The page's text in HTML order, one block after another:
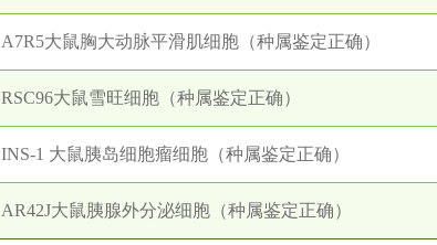
A7R5大鼠胸大动脉平滑肌细胞（种属鉴定正确）
RSC96大鼠雪旺细胞（种属鉴定正确）
INS-1 大鼠胰岛细胞瘤细胞（种属鉴定正确）
AR42J大鼠胰腺外分泌细胞（种属鉴定正确）